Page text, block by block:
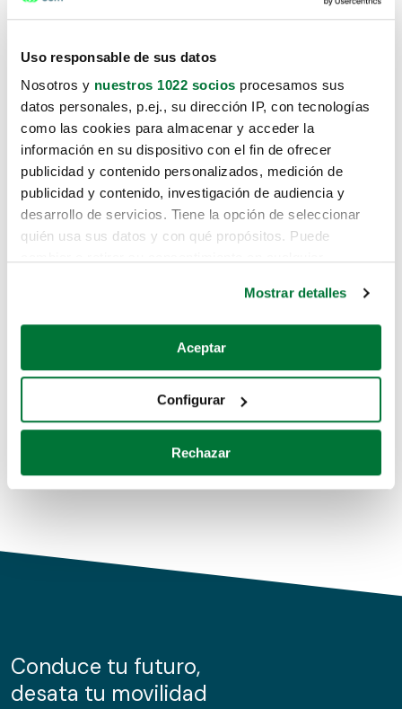
Uso responsable de sus datos
Nosotros y nuestros 1022 socios procesamos sus
datos personales, p.ej., su dirección IP, con tecnologías
como las cookies para almacenar y acceder la
información en su dispositivo con el fin de ofrecer
publicidad y contenido personalizados, medición de
publicidad y contenido, investigación de audiencia y
desarrollo de servicios. Tiene la opción de seleccionar
quién usa sus datos y con qué propósitos. Puede
Si lo permite, también quisiéramos:
Recopilar información sobre su ubicación geográfica
Identificar su dispositivo analizándolo activamente
para buscar características específicas (huellas
Obtenga más información sobre cómo se procesan sus
de cookies.
información sobre el uso que haga del sitio web con
nuestros partners de redes sociales, publicidad y análisis
Mostrar detalles
Aceptar
Configurar
Rechazar
Lo sentimos, no sabemos como
te hemos traido hasta aquí.
Pero puedes encontrar el coche que estás
buscando en alguno de estos enlaces:
Coches de segunda mano
Coches de km0
Conduce tu futuro,
desata tu movilidad